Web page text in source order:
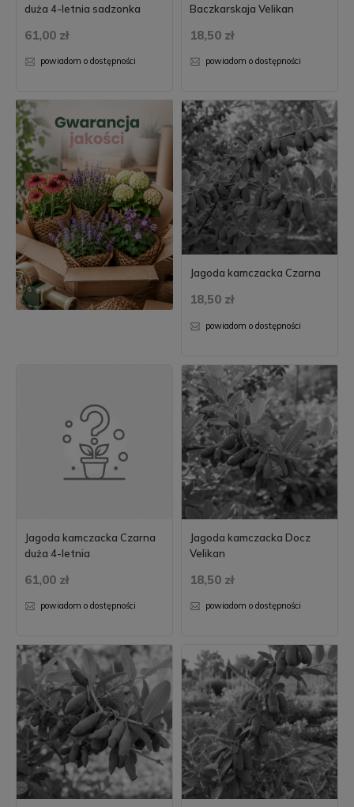
duża 4-letnia sadzonka
61,00 zł
powiadom o dostępności
Baczkarskaja Velikan
18,50 zł
powiadom o dostępności
Jagoda kamczacka Czarna
18,50 zł
powiadom o dostępności
Jagoda kamczacka Czarna
duża 4-letnia
61,00 zł
powiadom o dostępności
Jagoda kamczacka Docz
Velikan
18,50 zł
powiadom o dostępności